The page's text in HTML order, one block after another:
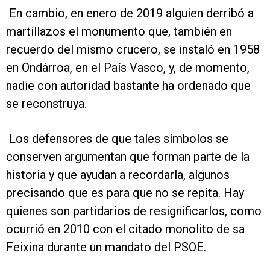
En cambio, en enero de 2019 alguien derribó a
martillazos el monumento que, también en
recuerdo del mismo crucero, se instaló en 1958
en Ondárroa, en el País Vasco, y, de momento,
nadie con autoridad bastante ha ordenado que
se reconstruya.
Los defensores de que tales símbolos se
conserven argumentan que forman parte de la
historia y que ayudan a recordarla, algunos
precisando que es para que no se repita. Hay
quienes son partidarios de resignificarlos, como
ocurrió en 2010 con el citado monolito de sa
Feixina durante un mandato del PSOE.